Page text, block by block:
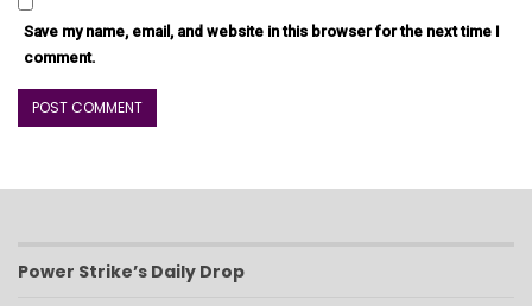
Save my name, email, and website in this browser for the next time I
comment.
Power Strike’s Daily Drop